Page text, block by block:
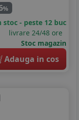
%
stoc - peste 12 buc
livrare 24/48 ore
Stoc magazin
Adauga in cos